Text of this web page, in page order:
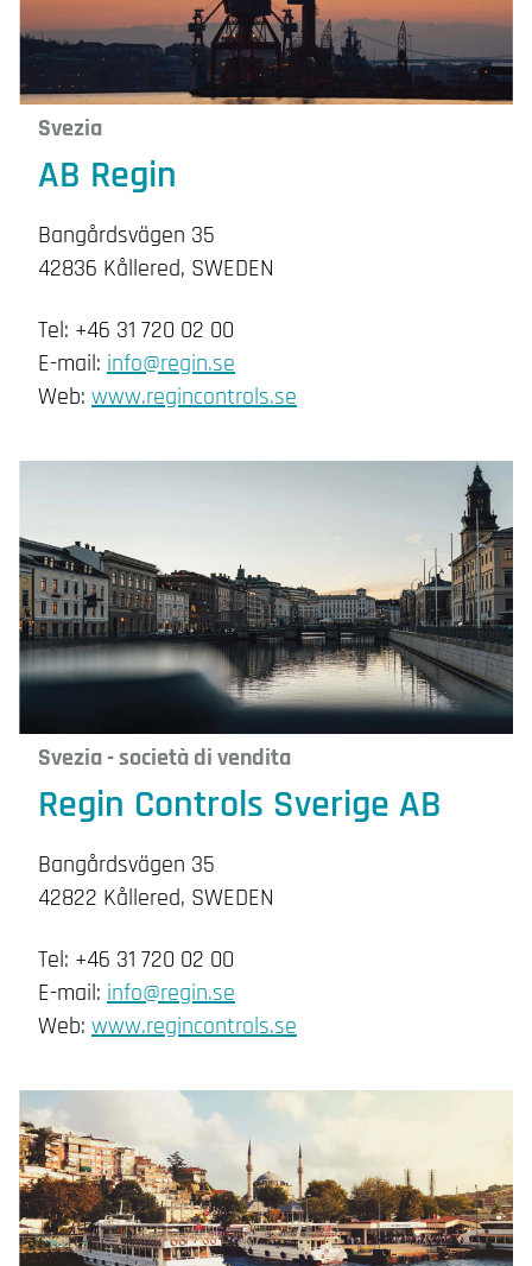
Svezia
AB Regin
Bangårdsvägen 35
42836 Kållered, SWEDEN
Tel: +46 31 720 02 00
E-mail: info@regin.se
Web: www.regincontrols.se
Svezia - società di vendita
Regin Controls Sverige AB
Bangårdsvägen 35
42822 Kållered, SWEDEN
Tel: +46 31 720 02 00
E-mail: info@regin.se
Web: www.regincontrols.se